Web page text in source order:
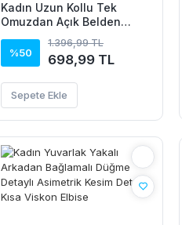
Kadın Uzun Kollu Tek
Omuzdan Açık Belden
Bluz
%50
1.396,99 TL
698,99 TL
Sepete Ekle